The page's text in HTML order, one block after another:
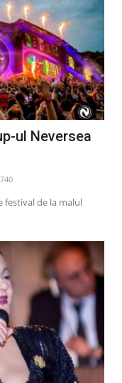
ul Neversea
festival de la malul